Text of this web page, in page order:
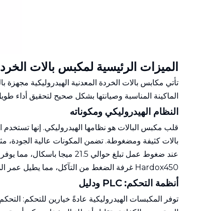
الميزات الرئيسية لمكبس بالات
تأتي مكابس بالات الخردة المعدنية الهيدروليكية
الماكينة المناسبة وصيانتها بشكل صحيح لتحقيق أداء
النظام الهيدروليكي ومكوناته
قلب مكبس البالات هو نظامها الهيدروليكي. إنها
بالات كثيفة ومضغوطة. تضمن المكونات عالية الجودة،
Hardox450 غرفة الضغط من التآكل، مما يطيل عمر الماكينة.
أنظمة التحكم: PLC ودليل